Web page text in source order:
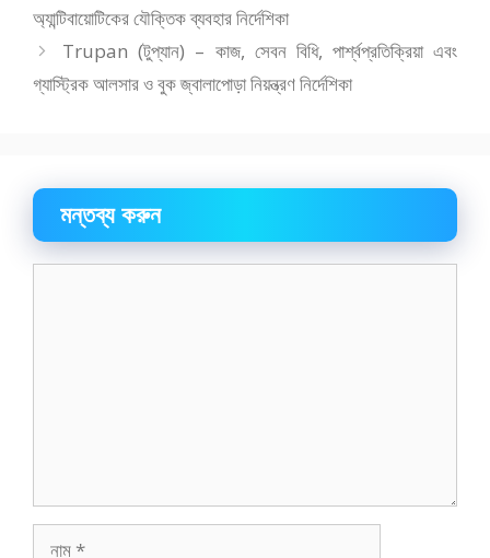
অ্যান্টিবায়োটিকের যৌক্তিক ব্যবহার নির্দেশিকা
Trupan (টুপ্যান) – কাজ, সেবন বিধি, পার্শ্বপ্রতিক্রিয়া এবং
গ্যাস্ট্রিক আলসার ও বুক জ্বালাপোড়া নিয়ন্ত্রণ নির্দেশিকা
মন্তব্য করুন